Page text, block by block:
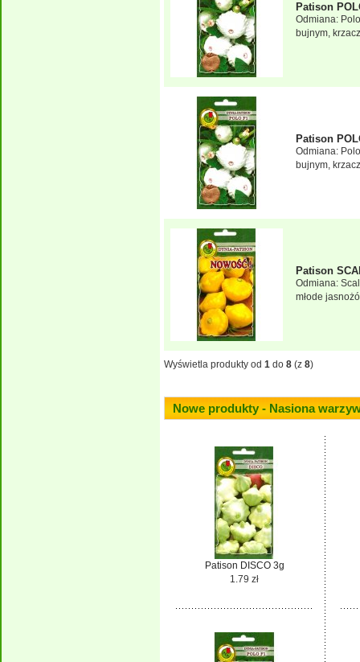
Patison
Odmiana:
bujnym,
Patison
Odmiana:
bujnym,
Patison
Odmiana:
młode
Wyświetla produkty od 1 do 8 (z 8)
Nowe produkty - Nasiona
Patison DISCO 3g
1.79 zł